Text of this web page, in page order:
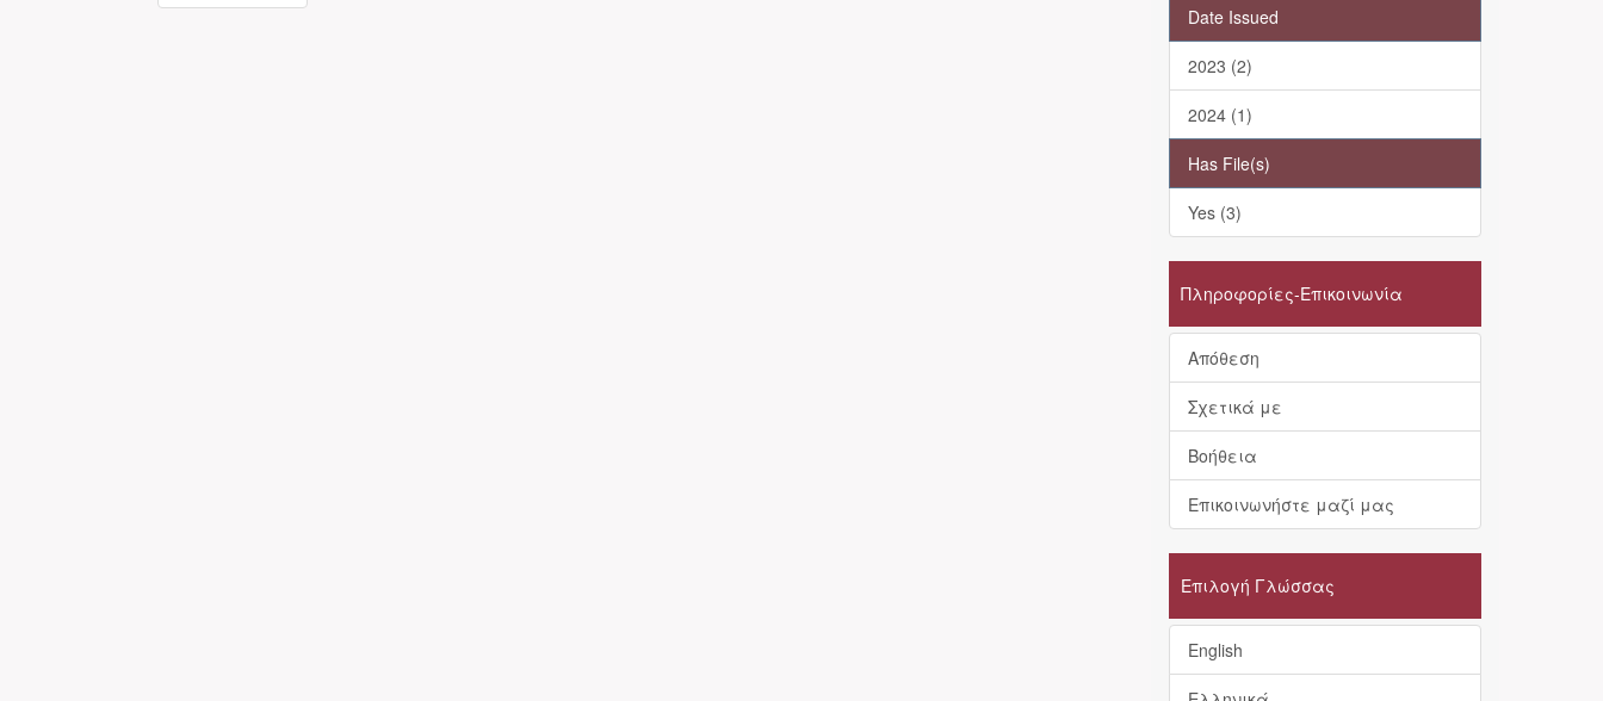
Date Issued
2023 (2)
2024 (1)
Has File(s)
Yes (3)
Πληροφορίες-Επικοινωνία
Απόθεση
Σχετικά με
Βοήθεια
Επικοινωνήστε μαζί μας
Επιλογή Γλώσσας
English